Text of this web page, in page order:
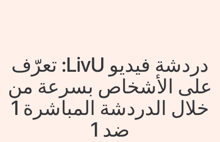
دردشة فيديو LivU: تعرّف
على الأشخاص بسرعة من
خلال الدردشة المباشرة 1
ضد 1